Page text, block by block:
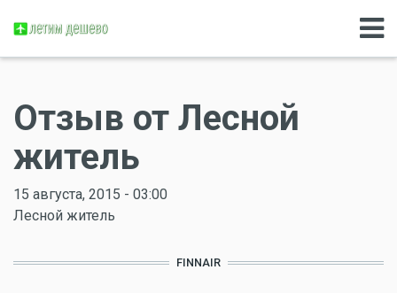
Отзыв от Лесной
житель
15 августа, 2015 - 03:00
Лесной житель
FINNAIR